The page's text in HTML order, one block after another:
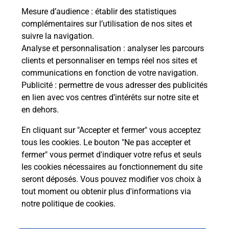
Mesure d’audience : établir des statistiques
complémentaires sur l’utilisation de nos sites et
suivre la navigation.
Analyse et personnalisation : analyser les parcours
clients et personnaliser en temps réel nos sites et
communications en fonction de votre navigation.
Publicité : permettre de vous adresser des publicités
en lien avec vos centres d’intérêts sur notre site et
en dehors.
En cliquant sur "Accepter et fermer" vous acceptez
tous les cookies. Le bouton "Ne pas accepter et
fermer" vous permet d'indiquer votre refus et seuls
les cookies nécessaires au fonctionnement du site
seront déposés. Vous pouvez modifier vos choix à
tout moment ou obtenir plus d'informations via
notre politique de cookies.
Boîte aux Lettres La Poste
Prochaine collecte du courrierlundià 08h00
100 Rue De Charcon
43150
Saint Martin De Fugeres
Itinéraire
Le lien s'ouvre dans un nouvel onglet
Localiser Liste Boîtes aux lettres
Haute-Loire
Saint Martin De Fugeres